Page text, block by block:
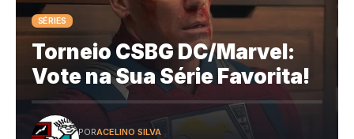
SÉRIES
Torneio CSBG DC/Marvel:
Vote na Sua Série Favorita!
PORACELINO SILVA